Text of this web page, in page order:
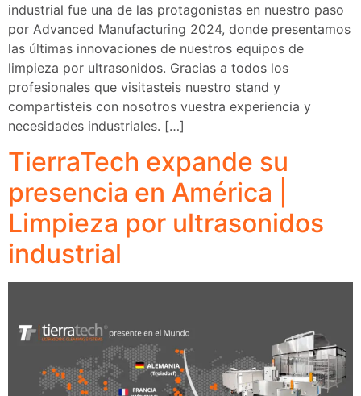
industrial fue una de las protagonistas en nuestro paso
por Advanced Manufacturing 2024, donde presentamos
las últimas innovaciones de nuestros equipos de
limpieza por ultrasonidos. Gracias a todos los
profesionales que visitasteis nuestro stand y
compartisteis con nosotros vuestra experiencia y
necesidades industriales. […]
TierraTech expande su
presencia en América |
Limpieza por ultrasonidos
industrial